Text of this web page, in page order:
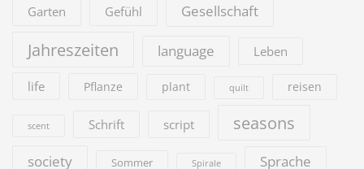
Garten Gefühl Gesellschaft
Jahreszeiten language Leben
life Pflanze plant quilt reisen
scent Schrift script seasons
society Sommer Spirale Sprache